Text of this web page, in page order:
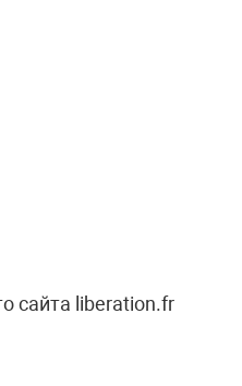
сайта liberation.fr